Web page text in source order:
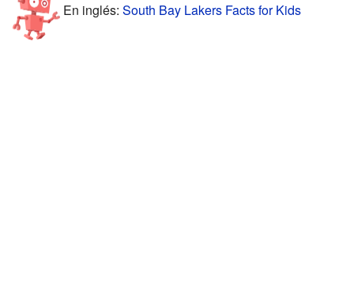
En inglés: South Bay Lakers Facts for Kids